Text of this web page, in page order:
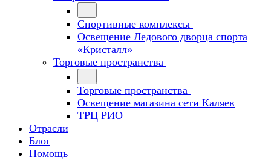
Спортивные комплексы
Освещение Ледового дворца спорта
«Кристалл»
Торговые пространства
Торговые пространства
Освещение магазина сети Каляев
ТРЦ РИО
Отрасли
Блог
Помощь